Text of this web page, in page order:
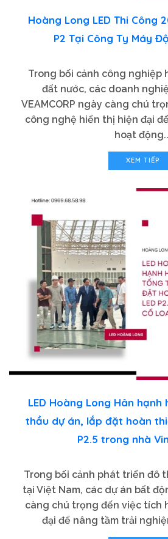
Hoàng Long LED Thi Công
P2 Tại Công Ty Máy
Trong bối cảnh công nghiệp
đất nước, các doanh
VEAMCORP ngày càng chú
công nghệ hiển thị hiện đại
hoạt
XEM TIẾP
LED Hoàng Long Hân
thầu dự án, lắp đặt hoàn
P2.5 trong nhà
Trong bối cảnh phát triển đô
tại Việt Nam, các dự án bất
càng chú trọng đến việc tích
đại để nâng tầm trải